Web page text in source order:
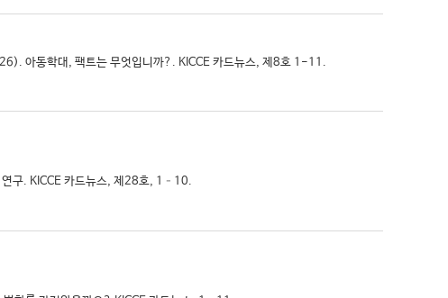
아동학대, 팩트는 무엇입니까?. KICCE 카드뉴스, 제8호 1-11.
구. KICCE 카드뉴스, 제28호, 1–10.